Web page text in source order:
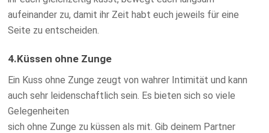
aufeinander zu, damit ihr Zeit habt euch jeweils für eine
Seite zu entscheiden.
4.Küssen ohne Zunge
Ein Kuss ohne Zunge zeugt von wahrer Intimität und kann
auch sehr leidenschaftlich sein. Es bieten sich so viele
Gelegenheiten
sich ohne Zunge zu küssen als mit. Gib deinem Partner